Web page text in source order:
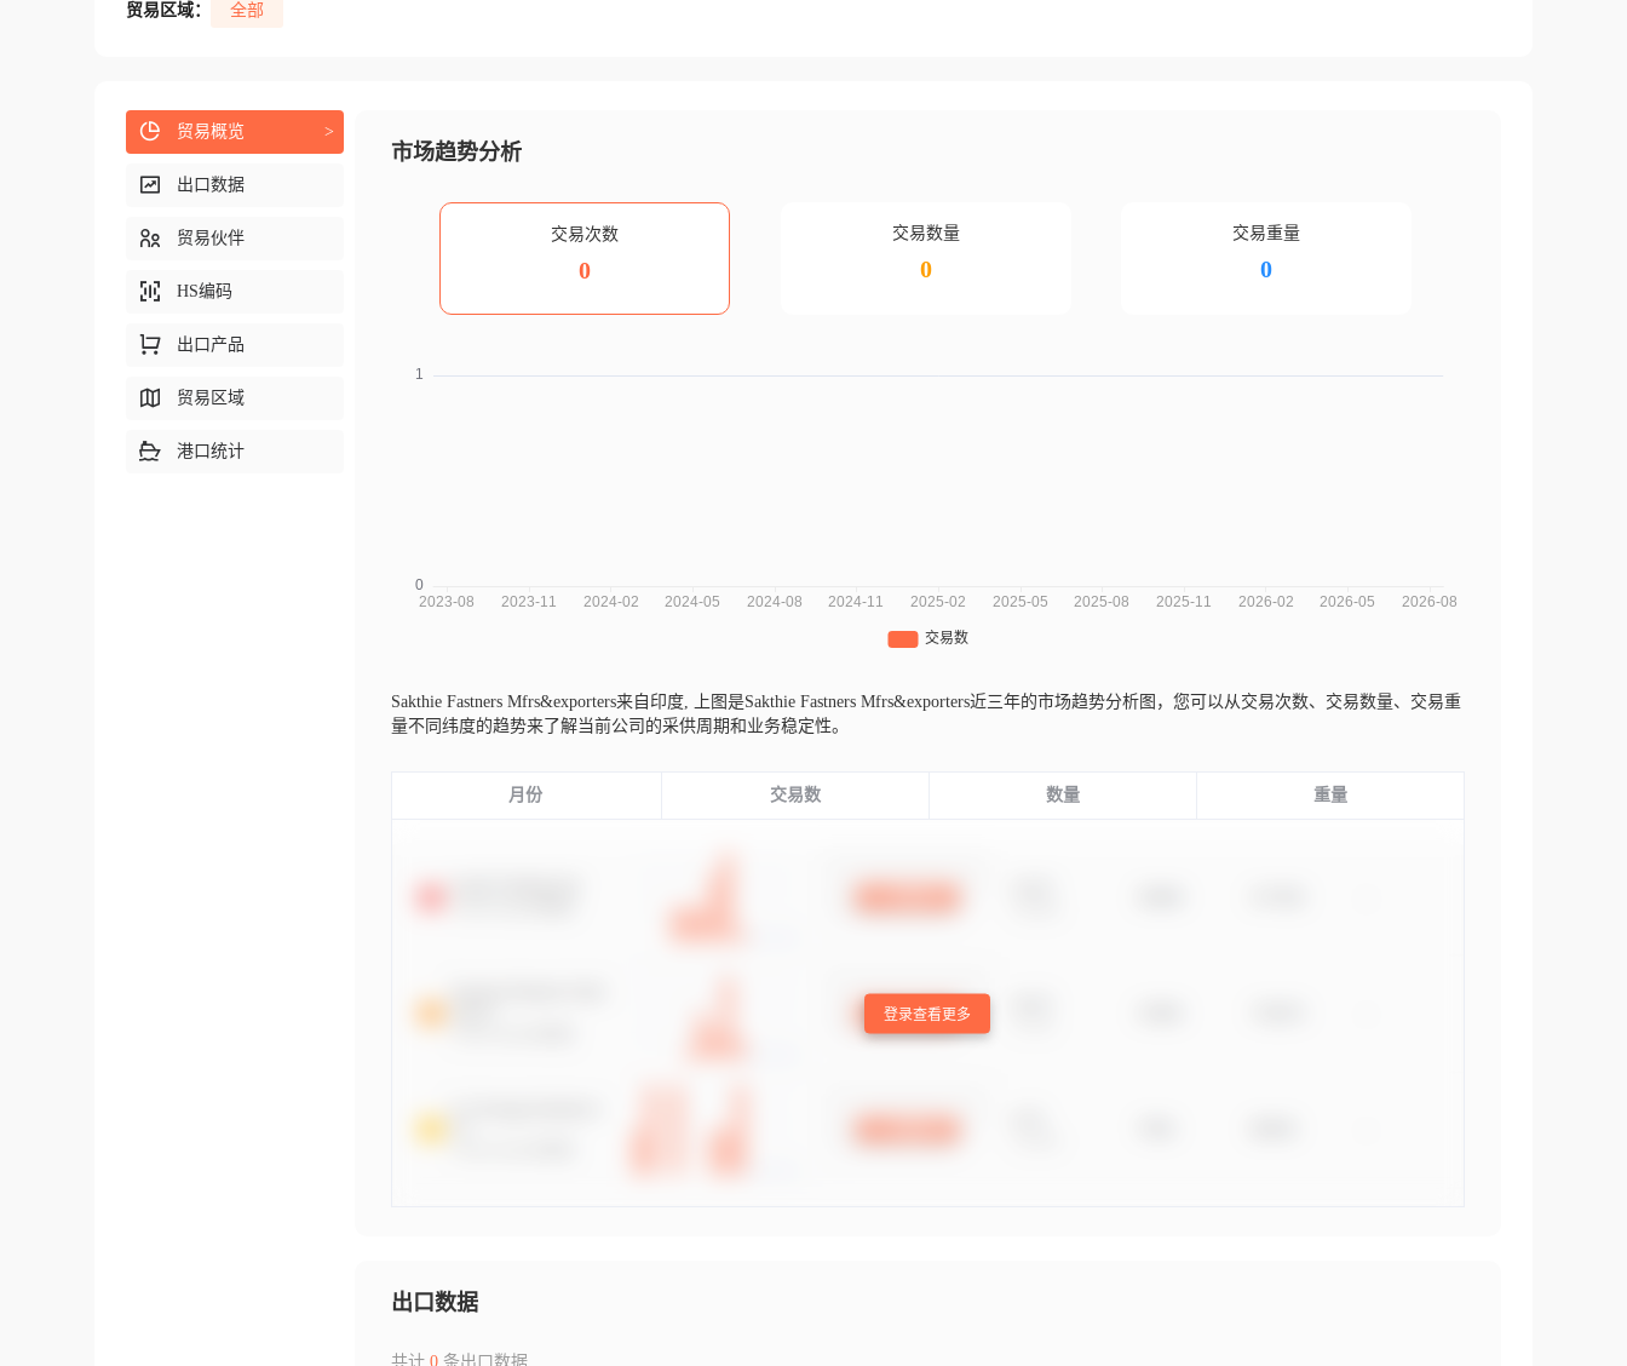
贸易区域： 全部
市场趋势分析
交易次数
0
交易数量
0
交易重量
0
Sakthie Fastners Mfrs&exporters来自印度,
上图是Sakthie Fastners Mfrs&exporters近三年的市场趋势分析图，您可以从交易次数、交易数量、交易重
量不同纬度的趋势来了解当前公司的采供周期和业务稳定性。
月份 交易数 数量 重量
登录查看更多
出口数据
共计 0条出口数据
贸易概览 >
出口数据
贸易伙伴
HS编码
出口产品
贸易区域
港口统计